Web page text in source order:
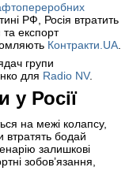
РФ, Росія втратить
та експорт
Контракти.UA.
групи
для Radio NV.
у Росії
на межі колапсу,
втратять бодай
залишкові
зобов’язання,